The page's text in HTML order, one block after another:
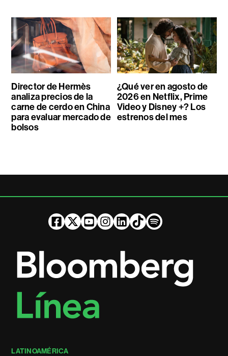
Director de Hermès
analiza precios de la
carne de cerdo en China
para evaluar mercado de
bolsos
¿Qué ver en agosto de
2026 en Netflix, Prime
Video y Disney +? Los
estrenos del mes
LATINOAMÉRICA